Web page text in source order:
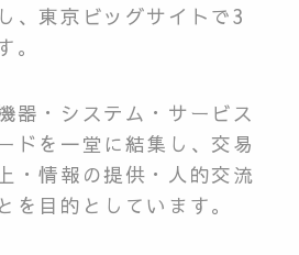
、東京ビッグサイトで3
。
器・システム・サービス
ドを一堂に結集し、交易
・情報の提供・人的交流
を目的としています。